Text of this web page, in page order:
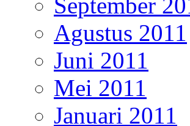
Agustus 2011
Juni 2011
Mei 2011
Januari 2011